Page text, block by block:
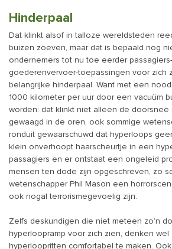
Hinderpaal
Dat klinkt alsof in talloze wereldsteden
buizen zoeven, maar dat is bepaald nog
ondernemers tot nu toe eerder
goederenvervoer-toepassingen voor zich
belangrijke hinderpaal. Want met een
1000 kilometer per uur door een vacuüm
worden: dat klinkt niet alleen de doorsnee
gewaagd in de oren, ook sommige
ronduit gewaarschuwd dat hyperloops
klein onverhoopt haarscheurtje in een
passagiers en er ontstaat een ongeleid
mensen ten dode zijn opgeschreven, zo
wetenschapper Phil Mason een
ook nogal terrorismegevoelig zijn.
Zelfs deskundigen die niet meteen zo’n
hyperloopramp voor zich zien, denken wel
hyperloopritten comfortabel te maken.